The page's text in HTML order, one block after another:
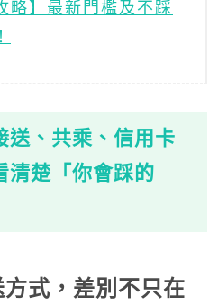
略】最新門檻及不踩
送、共乘、信用卡
清楚「你會踩的
式，差別不只在